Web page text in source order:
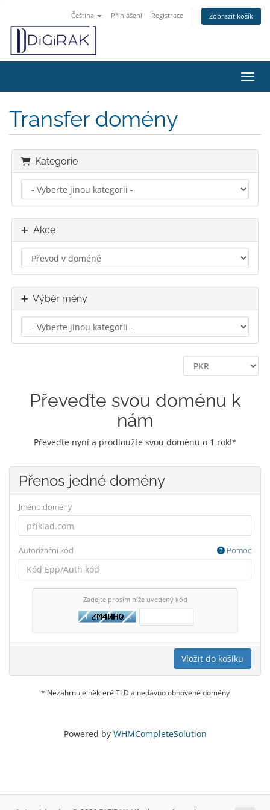
Čeština Přihlášení Registrace Zobrazit košík
Transfer domény
Kategorie
Akce
Výběr měny
Převeďte svou doménu k
nám
Převeďte nyní a prodloužte svou doménu o 1 rok!*
Přenos jedné domény
Jméno domény
Autorizační kód Pomoc
Zadejte prosím níže uvedený kód
Vložit do košíku
* Nezahrnuje některé TLD a nedávno obnovené domény
Powered by WHMCompleteSolution